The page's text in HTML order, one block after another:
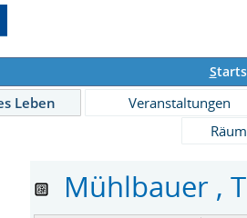
S
Leben
Veranstaltungen
Mühlbauer ,